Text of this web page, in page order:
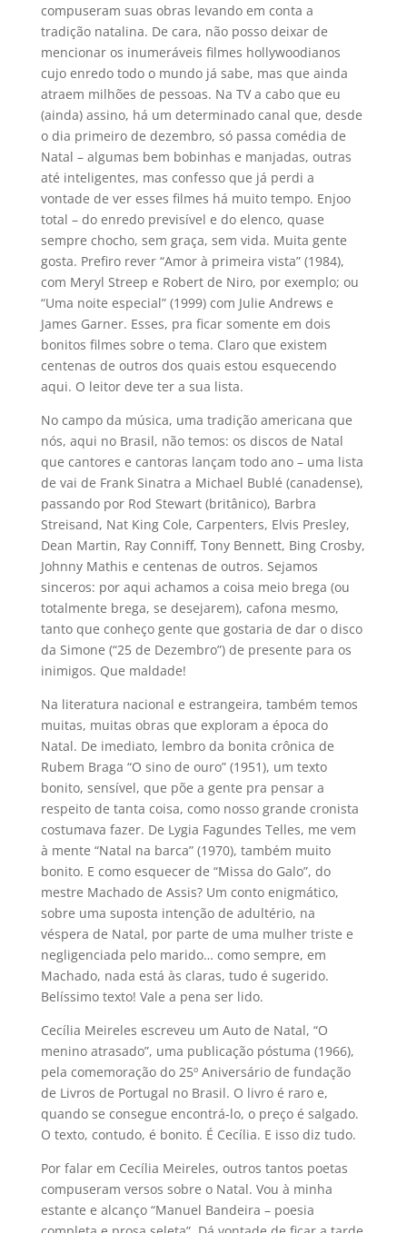
compuseram suas obras levando em conta a
tradição natalina. De cara, não posso deixar de
mencionar os inumeráveis filmes hollywoodianos
cujo enredo todo o mundo já sabe, mas que ainda
atraem milhões de pessoas. Na TV a cabo que eu
(ainda) assino, há um determinado canal que, desde
o dia primeiro de dezembro, só passa comédia de
Natal – algumas bem bobinhas e manjadas, outras
até inteligentes, mas confesso que já perdi a
vontade de ver esses filmes há muito tempo. Enjoo
total – do enredo previsível e do elenco, quase
sempre chocho, sem graça, sem vida. Muita gente
gosta. Prefiro rever “Amor à primeira vista” (1984),
com Meryl Streep e Robert de Niro, por exemplo; ou
“Uma noite especial” (1999) com Julie Andrews e
James Garner. Esses, pra ficar somente em dois
bonitos filmes sobre o tema. Claro que existem
centenas de outros dos quais estou esquecendo
aqui. O leitor deve ter a sua lista.
No campo da música, uma tradição americana que
nós, aqui no Brasil, não temos: os discos de Natal
que cantores e cantoras lançam todo ano – uma lista
de vai de Frank Sinatra a Michael Bublé (canadense),
passando por Rod Stewart (britânico), Barbra
Streisand, Nat King Cole, Carpenters, Elvis Presley,
Dean Martin, Ray Conniff, Tony Bennett, Bing Crosby,
Johnny Mathis e centenas de outros. Sejamos
sinceros: por aqui achamos a coisa meio brega (ou
totalmente brega, se desejarem), cafona mesmo,
tanto que conheço gente que gostaria de dar o disco
da Simone (“25 de Dezembro”) de presente para os
inimigos. Que maldade!
Na literatura nacional e estrangeira, também temos
muitas, muitas obras que exploram a época do
Natal. De imediato, lembro da bonita crônica de
Rubem Braga “O sino de ouro” (1951), um texto
bonito, sensível, que põe a gente pra pensar a
respeito de tanta coisa, como nosso grande cronista
costumava fazer. De Lygia Fagundes Telles, me vem
à mente “Natal na barca” (1970), também muito
bonito. E como esquecer de “Missa do Galo”, do
mestre Machado de Assis? Um conto enigmático,
sobre uma suposta intenção de adultério, na
véspera de Natal, por parte de uma mulher triste e
negligenciada pelo marido… como sempre, em
Machado, nada está às claras, tudo é sugerido.
Belíssimo texto! Vale a pena ser lido.
Cecília Meireles escreveu um Auto de Natal, “O
menino atrasado”, uma publicação póstuma (1966),
pela comemoração do 25º Aniversário de fundação
de Livros de Portugal no Brasil. O livro é raro e,
quando se consegue encontrá-lo, o preço é salgado.
O texto, contudo, é bonito. É Cecília. E isso diz tudo.
Por falar em Cecília Meireles, outros tantos poetas
compuseram versos sobre o Natal. Vou à minha
estante e alcanço “Manuel Bandeira – poesia